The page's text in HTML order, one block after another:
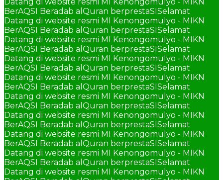
BerAQSI Beradab alQuran berprestaSISelamat
Datang di website resmi MI Kenongomulyo - MIKN
BerAQSI Beradab alQuran berprestaSISelamat
Datang di website resmi MI Kenongomulyo - MIKN
BerAQSI Beradab alQuran berprestaSISelamat
Datang di website resmi MI Kenongomulyo - MIKN
BerAQSI Beradab alQuran berprestaSISelamat
Datang di website resmi MI Kenongomulyo - MIKN
BerAQSI Beradab alQuran berprestaSISelamat
Datang di website resmi MI Kenongomulyo - MIKN
BerAQSI Beradab alQuran berprestaSISelamat
Datang di website resmi MI Kenongomulyo - MIKN
BerAQSI Beradab alQuran berprestaSISelamat
Datang di website resmi MI Kenongomulyo - MIKN
BerAQSI Beradab alQuran berprestaSISelamat
Datang di website resmi MI Kenongomulyo - MIKN
BerAQSI Beradab alQuran berprestaSISelamat
Datang di website resmi MI Kenongomulyo - MIKN